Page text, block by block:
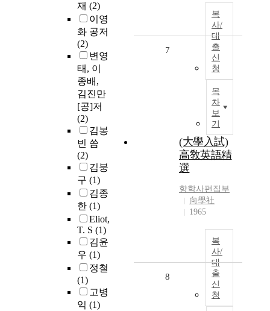
재 (2)
이영
화 공저
(2)
변영
태, 이
종배,
김진만
[공]저
(2)
김봉
빈 씀
(2)
김붕
구 (1)
김종
한 (1)
Eliot,
T. S (1)
김윤
우 (1)
정철
(1)
고병
익 (1)
복
사/
대
출
신
청
목
차
보
기
7
(大學入試)
高敎英語精
選
향학사편집부
向學社
1965
복
사/
대
출
신
청
8